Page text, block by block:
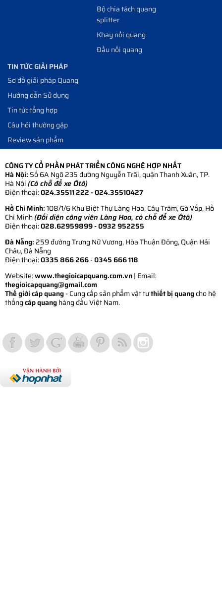
Bộ chia tách quang
splitter
Khay nối quang
Đầu nối quang
TIN TỨC GIẢI PHÁP
Sơ đồ giải pháp Quang
Hướng dẫn Sử dụng
Tin tức tổng hợp
Câu hỏi thường gặp
Review sản phẩm
CÔNG TY CỔ PHẦN PHÁT TRIỂN CÔNG NGHỆ HỢP NHẤT
Hà Nội: Số 6A Ngõ 235 đường Nguyễn Trãi, quận Thanh Xuân, TP.
Hà Nội(Có chỗ để xe Ôtô)
Điện thoại:024.35511 222 - 024.35510427
Hồ Chí Minh:108/1/6 Khu Biệt Thự Làng Hoa, Cây Trâm, Gò Vấp, Hồ
Chí Minh(Đối diện công viên Làng Hoa, có chỗ để xe Ôtô)
Điện thoại:028.62959899- 0932 952255
Đà Nẵng: 259 đường Trưng Nữ Vương, Hòa Thuận Đông, Quận Hải
Châu, Đà Nẵng
Điện thoại:0335 866 266-0345 666 118
Website:www.thegioicapquang.com.vn| Email:
thegioicapquang@gmail.com
Thế giới cáp quang- Cung cấp sản phẩm vật tưthiết bị quangcho hệ
thốngcáp quanghàng đầu Việt Nam.